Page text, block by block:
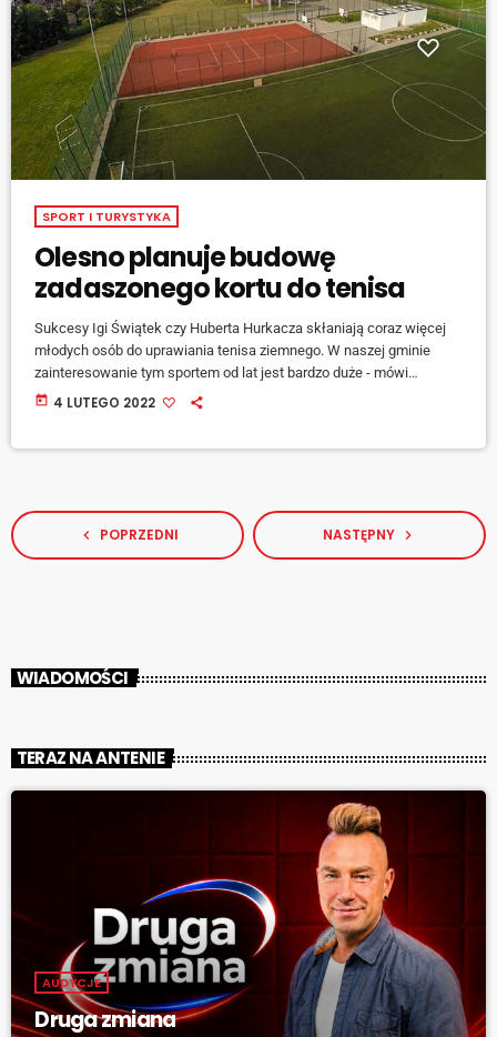
SPORT I TURYSTYKA
Olesno planuje budowę
zadaszonego kortu do tenisa
Sukcesy Igi Świątek czy Huberta Hurkacza skłaniają coraz więcej
młodych osób do uprawiania tenisa ziemnego. W naszej gminie
zainteresowanie tym sportem od lat jest bardzo duże - mówi
burmistrz Olesna Sylwester Lewicki, zapowiadając budowę w
today 4 LUTEGO 2022
navigate_before POPRZEDNI NASTĘPNY navigate_next
WIADOMOŚCI
TERAZ NA ANTENIE
AUDYCJE
Druga zmiana